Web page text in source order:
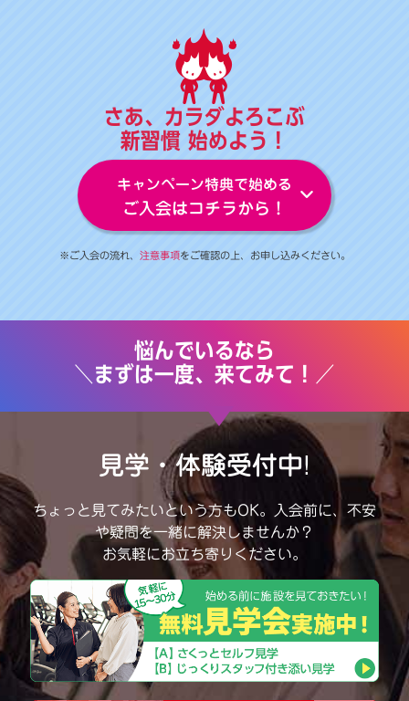
さあ、カラダよろこぶ
新習慣 始めよう！
キャンペーン特典で始める
ご入会はコチラから！
※ご入会の流れ、 注意事項をご確認の上、お申し込みください。
悩んでいるなら
＼まずは一度、来てみて！／
見学・体験受付中!
ちょっと見てみたいという方もOK。
入会前に、不安
や疑問を一緒に解決しませんか？
お気軽にお立ち寄りください。